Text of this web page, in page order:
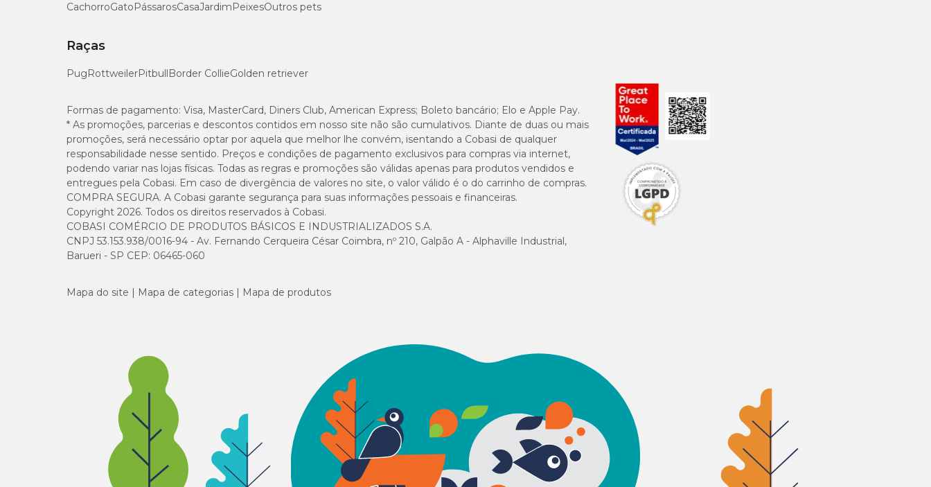
CachorroGatoPássarosCasaJardimPeixesOutros pets
Raças
PugRottweilerPitbullBorder CollieGolden retriever
Formas de pagamento: Visa, MasterCard, Diners Club, American Express; Boleto bancário; Elo e Apple Pay.
* As promoções, parcerias e descontos contidos em nosso site não são cumulativos. Diante de duas ou mais
promoções, será necessário optar por aquela que melhor lhe convém, isentando a Cobasi de qualquer
responsabilidade nesse sentido. Preços e condições de pagamento exclusivos para compras via internet,
podendo variar nas lojas físicas. Todas as regras e promoções são válidas apenas para produtos vendidos e
entregues pela Cobasi. Em caso de divergência de valores no site, o valor válido é o do carrinho de compras.
COMPRA SEGURA. A Cobasi garante segurança para suas informações pessoais e financeiras.
Copyright 2026. Todos os direitos reservados à Cobasi.
COBASI COMÉRCIO DE PRODUTOS BÁSICOS E INDUSTRIALIZADOS S.A.
CNPJ 53.153.938/0016-94 - Av. Fernando Cerqueira César Coimbra, nº 210, Galpão A - Alphaville Industrial,
Barueri - SP CEP: 06465-060
Mapa do site Mapa de categorias Mapa de produtos